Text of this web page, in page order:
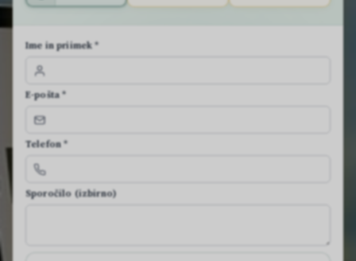
Ime in priimek *
E-pošta *
Telefon *
Sporočilo (izbirno)